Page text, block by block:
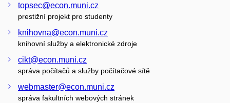
topsec@econ.muni.cz
prestižní projekt pro studenty
knihovna@econ.muni.cz
knihovní služby a elektronické zdroje
cikt@econ.muni.cz
správa počítačů a služby počítačové sítě
webmaster@econ.muni.cz
správa fakultních webových stránek